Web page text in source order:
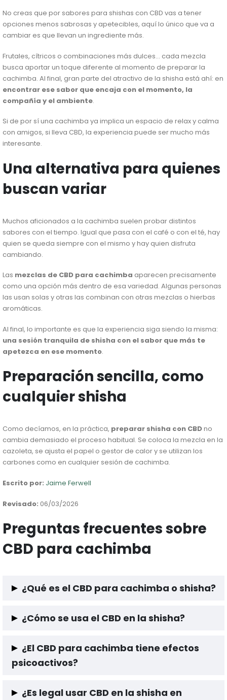
No creas que por sabores para shishas con CBD vas a tener
opciones menos sabrosas y apetecibles, aquí lo único que va a
cambiar es que llevan un ingrediente más.
Frutales, cítricos o combinaciones más dulces… cada mezcla
busca aportar un toque diferente al momento de preparar la
cachimba. Al final, gran parte del atractivo de la shisha está ahí: en
encontrar ese sabor que encaja con el momento, la
compañía y el ambiente.
Si de por sí una cachimba ya implica un espacio de relax y calma
con amigos, si lleva CBD, la experiencia puede ser mucho más
interesante.
Una alternativa para quienes
buscan variar
Muchos aficionados a la cachimba suelen probar distintos
sabores con el tiempo. Igual que pasa con el café o con el té, hay
quien se queda siempre con el mismo y hay quien disfruta
cambiando.
Las mezclas de CBD para cachimba aparecen precisamente
como una opción más dentro de esa variedad. Algunas personas
las usan solas y otras las combinan con otras mezclas o hierbas
aromáticas.
Al final, lo importante es que la experiencia siga siendo la misma:
una sesión tranquila de shisha con el sabor que más te
apetezca en ese momento.
Preparación sencilla, como
cualquier shisha
Como decíamos, en la práctica, preparar shisha con CBDno
cambia demasiado el proceso habitual. Se coloca la mezcla en la
cazoleta, se ajusta el papel o gestor de calor y se utilizan los
carbones como en cualquier sesión de cachimba.
Escrito por: Jaime Ferwell
Revisado: 06/03/2026
Preguntas frecuentes sobre
CBD para cachimba
¿Qué es el CBD para cachimba o shisha?
al del tabaco tradicional para shishas.
¿Cómo se usa el CBD en la shisha?
otra mezcla aromática.
¿El CBD para cachimba tiene efectos
psicoactivos?
¿Es legal usar CBD en la shisha en